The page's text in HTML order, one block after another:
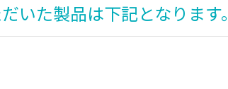
いた製品は下記となります。